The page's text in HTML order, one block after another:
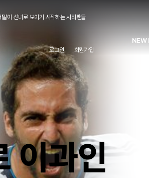
알이 선녀로 보이기 시작하는 시티팬들
이 길로 영영 못 돌아올거 같은 선수
면 애시당초 로드리를 왜 노렸냐..
없다 -> 우리팀 미들은 충분하다고 주장함
가 웃긴 일이죠
워즈 다음 영화는 엑스맨
랭크 삼촌, 죽이고 싶은 사람이 한 명 있는데요
해보네..
NEW
로그인 회원가입
이과인